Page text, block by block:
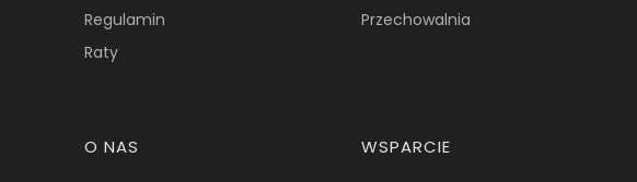
Regulamin
Raty
Przechowalnia
O NAS WSPARCIE